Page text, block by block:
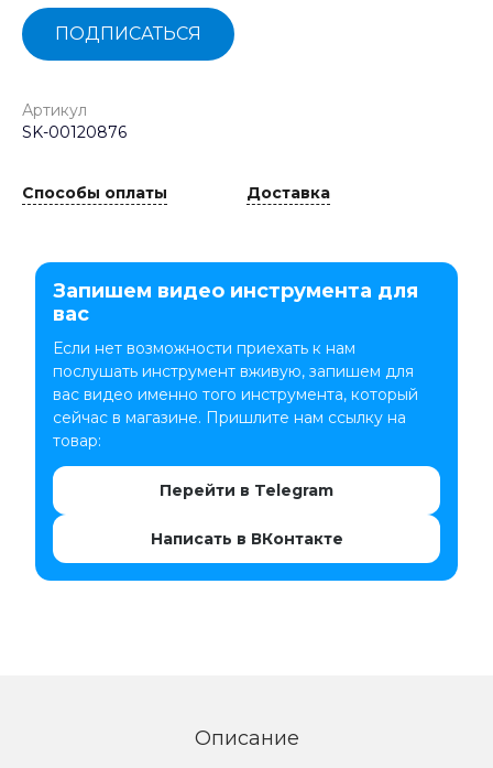
ПОДПИСАТЬСЯ
Артикул
SK-00120876
Способы оплаты Доставка
Запишем видео инструмента для
вас
Если нет возможности приехать к нам
послушать инструмент вживую, запишем для
вас видео именно того инструмента, который
сейчас в магазине. Пришлите нам ссылку на
товар:
Перейти в Telegram
Написать в ВКонтакте
Описание